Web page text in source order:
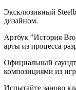
Эксклюзивный
дизайном.
Артбук "История
арты из процесса
Официальный
композициями из
Испытайте заново